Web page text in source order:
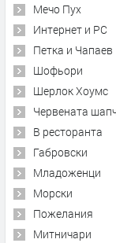
Мечо Пух
Интернет и PC
Петка и Чапаев
Шофьори
Шерлок Хоумс
Червената
В ресторанта
Габровски
Младоженци
Морски
Пожелания
Митничари